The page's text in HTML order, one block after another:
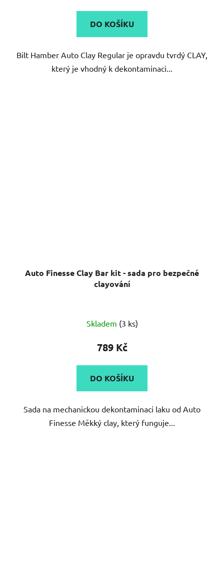
DO KOŠÍKU
Bilt Hamber Auto Clay Regular je opravdu tvrdý CLAY,
který je vhodný k dekontaminaci...
Auto Finesse Clay Bar kit - sada pro bezpečné
clayování
hodnocení
produktu
5,0
z
hvězdiček.
Skladem (3 ks)
789 Kč
DO KOŠÍKU
Sada na mechanickou dekontaminaci laku od Auto
Finesse Měkký clay, který funguje...